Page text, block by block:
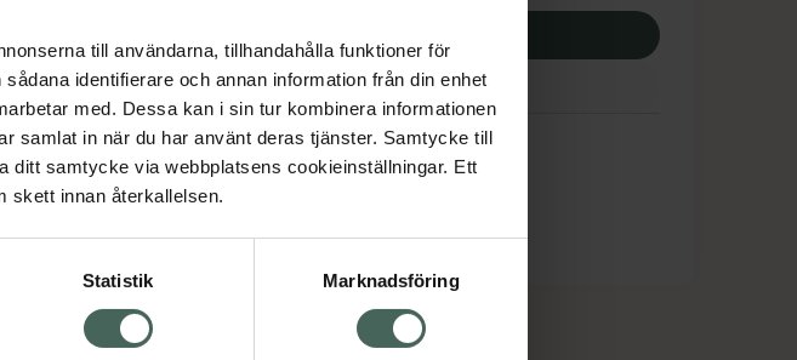
till användarna, tillhandahålla funktioner för
identifierare och annan information från din enhet
med. Dessa kan i sin tur kombinera informationen
samlat in när du har använt deras tjänster. Samtycke till
ditt samtycke via webbplatsens cookieinställningar. Ett
skett innan återkallelsen.
Statistik Marknadsföring
Köp via ditt recept
Aktuella erbjudanden
Om recept och läkemedel